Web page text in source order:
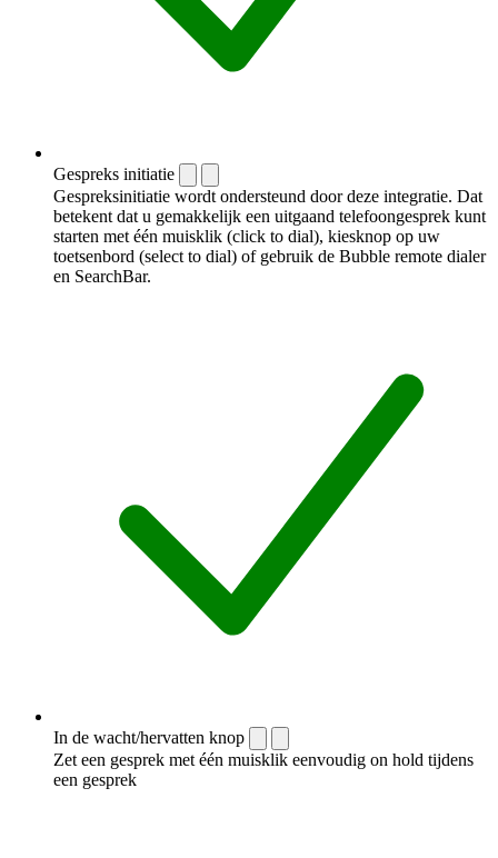
Gespreks initiatie
Gespreksinitiatie wordt ondersteund door deze integratie. Dat
betekent dat u gemakkelijk een uitgaand telefoongesprek kunt
starten met één muisklik (click to dial), kiesknop op uw
toetsenbord (select to dial) of gebruik de Bubble remote dialer
en SearchBar.
In de wacht/hervatten knop
Zet een gesprek met één muisklik eenvoudig on hold tijdens
een gesprek